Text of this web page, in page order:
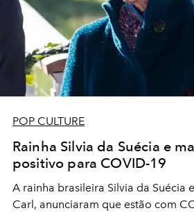
POP CULTURE
Rainha Silvia da Suécia e
positivo para COVID-19
A rainha brasileira Silvia da Suécia
Carl, anunciaram que estão com